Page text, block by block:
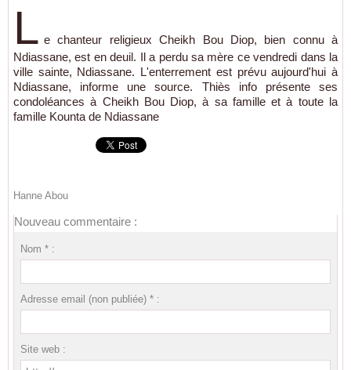
L e chanteur religieux Cheikh Bou Diop, bien connu à
Ndiassane, est en deuil. Il a perdu sa mère ce vendredi dans la
ville sainte, Ndiassane. L'enterrement est prévu aujourd'hui à
Ndiassane, informe une source. Thiès info présente ses
condoléances à Cheikh Bou Diop, à sa famille et à toute la
famille Kounta de Ndiassane
Hanne Abou
Nouveau commentaire :
Nom * :
Adresse email (non publiée) * :
Site web :